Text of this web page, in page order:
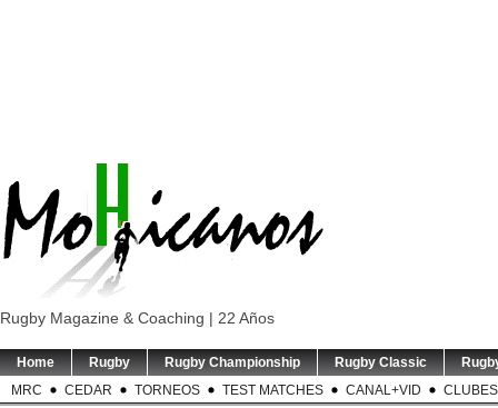
Rugby Magazine & Coaching | 22 Años
Home Rugby Rugby Championship Rugby Classic
MRC
CEDAR TORNEOS TEST MATCHES CANAL+VID CLUBES